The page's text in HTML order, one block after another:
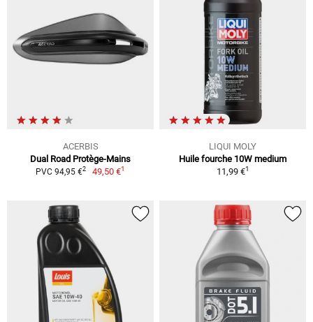
ACERBIS
Dual Road Protège-Mains
PVC 94,95 €2 49,50 €1
LIQUI MOLY
Huile fourche 10W medium
11,99 €1